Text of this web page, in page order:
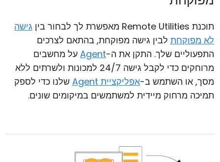
תוכנת Remote Utilities מאפשרת לך לבחור בין
גישה
לא מפוקחת לבין גישה מפוקחת, בהתאם לצרכים
התפעוליים שלך. התקן את ה-Agent על מחשבים
מרוחקים כדי לקבל גישה 24/7 למכונות ולשרתים ללא
מסך, או השתמש ב-אפליקציית Agent
שלנו כדי לספק
תמיכה מרחוק מיידית למשתמשים במיקומים שונים.